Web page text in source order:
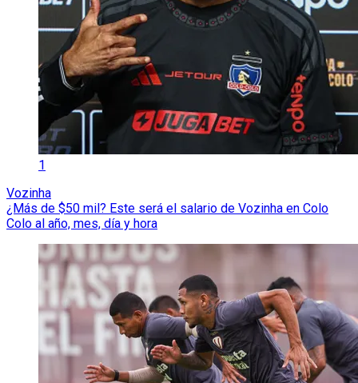
1
Vozinha
¿Más de $50 mil? Este será el salario de Vozinha en Colo
Colo al año, mes, día y hora